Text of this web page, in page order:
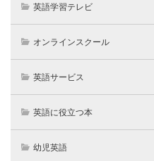
英語学習テレビ
オンラインスクール
英語サービス
英語に役立つ本
幼児英語